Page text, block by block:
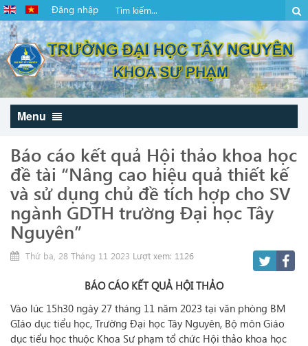
Đăng nhập
Menu
Báo cáo kết quả Hội thảo khoa học
đề tài “Nâng cao hiệu quả thiết kế
và sử dụng chủ đề tích hợp cho SV
ngành GDTH trường Đại học Tây
Nguyên”
Thứ ba, 28 Tháng 11 2023 Lượt xem: 1126
BÁO CÁO KẾT QUẢ HỘI THẢO
Vào lúc 15h30 ngày 27 tháng 11 năm 2023 tại văn phòng BM
GIáo dục tiểu học, Trường Đại học Tây Nguyên, Bộ môn Giáo
dục tiểu học thuộc Khoa Sư phạm tổ chức Hội thảo khoa học